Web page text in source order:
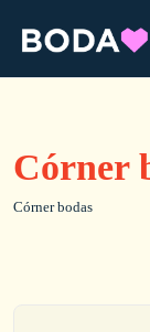
Córner
Córner bodas